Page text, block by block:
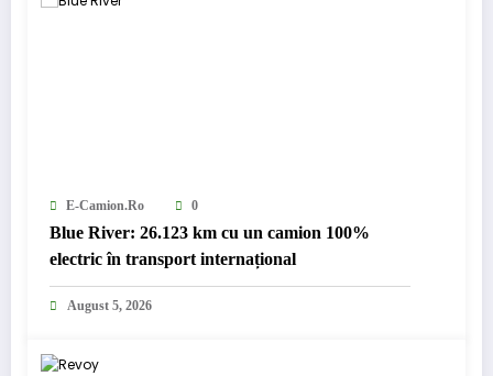
E-Camion.ro 0
Blue River: 26.123 km cu un camion 100%
electric în transport internațional
August 5, 2026